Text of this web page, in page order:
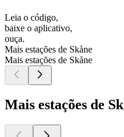
Leia o código,
baixe o aplicativo,
ouça.
Mais estações de Skåne
Mais estações de Skåne
Mais estações de